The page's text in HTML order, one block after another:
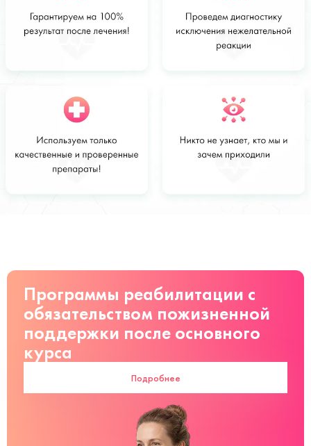
Стоимость
от 28 000
Заказать
Программы реабилитации с
обязательством пожизненной
поддержки после основного
курса
Подробнее